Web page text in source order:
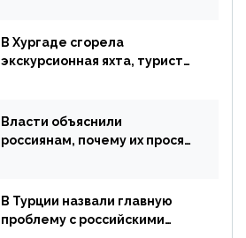
В Хургаде сгорела
экскурсионная яхта, туристы
Власти объяснили
россиянам, почему их просят
В Турции назвали главную
проблему с российскими